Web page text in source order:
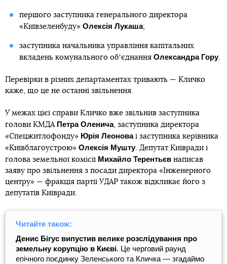
першого заступника генерального директора
«Київзеленбуду» Олексія Лукаша;
заступника начальника управління капітальних
вкладень комунального обʼєднання Олександра Гору.
Перевірки в різних департаментах тривають — Кличко
каже, що це не останні звільнення.
У межах цієї справи Кличко вже звільнив заступника
голови КМДА Петра Оленича, заступника директора
«Спецжитлофонду» Юрія Леоноваі заступника керівника
«Київблагоустрою» Олексія Мушту. Депутат Київради і
голова земельної комісії Михайло Терентьєв написав
заяву про звільнення з посади директора «Інженерного
центру» — фракція партії УДАР також відкликає його з
депутатів Київради.
Читайте також:
Денис Бігус випустив велике розслідування про
земельну корупцію в Києві. Це черговий раунд
епічного поєдинку Зеленського та Кличка — згадаймо